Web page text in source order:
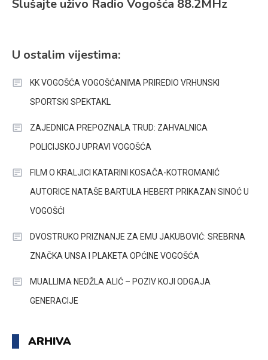
Slušajte uživo Radio Vogošća 88.2MHz
U ostalim vijestima:
KK VOGOŠĆA VOGOŠĆANIMA PRIREDIO VRHUNSKI
SPORTSKI SPEKTAKL
ZAJEDNICA PREPOZNALA TRUD: ZAHVALNICA
POLICIJSKOJ UPRAVI VOGOŠĆA
FILM O KRALJICI KATARINI KOSAČA-KOTROMANIĆ
AUTORICE NATAŠE BARTULA HEBERT PRIKAZAN SINOĆ U
VOGOŠĆI
DVOSTRUKO PRIZNANJE ZA EMU JAKUBOVIĆ: SREBRNA
ZNAČKA UNSA I PLAKETA OPĆINE VOGOŠĆA
MUALLIMA NEDŽLA ALIĆ – POZIV KOJI ODGAJA
GENERACIJE
ARHIVA